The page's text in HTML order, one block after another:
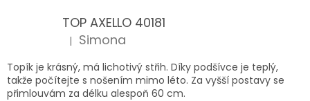
TOP AXELLO 40181
Hodnocení produktu je 5 z 5 hvězdiček.
| Simona
Topík je krásný, má lichotivý střih. Díky podšívce je teplý,
takže počítejte s nošením mimo léto. Za vyšší postavy se
přimlouvám za délku alespoň 60 cm.